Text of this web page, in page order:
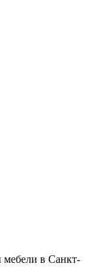
мебели в Санкт-